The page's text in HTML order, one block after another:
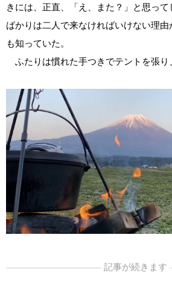
きには、正直、「え、また？」と思っ
ばかりは二人で来なければいけない理
も知っていた。
ふたりは慣れた手つきでテントを張り
記事が続きます